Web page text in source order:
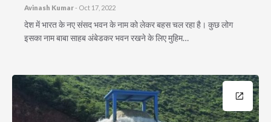
Avinash Kumar- Oct 17, 2022
देश में भारत के नए संसद भवन के नाम को लेकर बहस चल रहा है। कुछ लोग
इसका नाम बाबा साहब अंबेडकर भवन रखने के लिए मुहिम…